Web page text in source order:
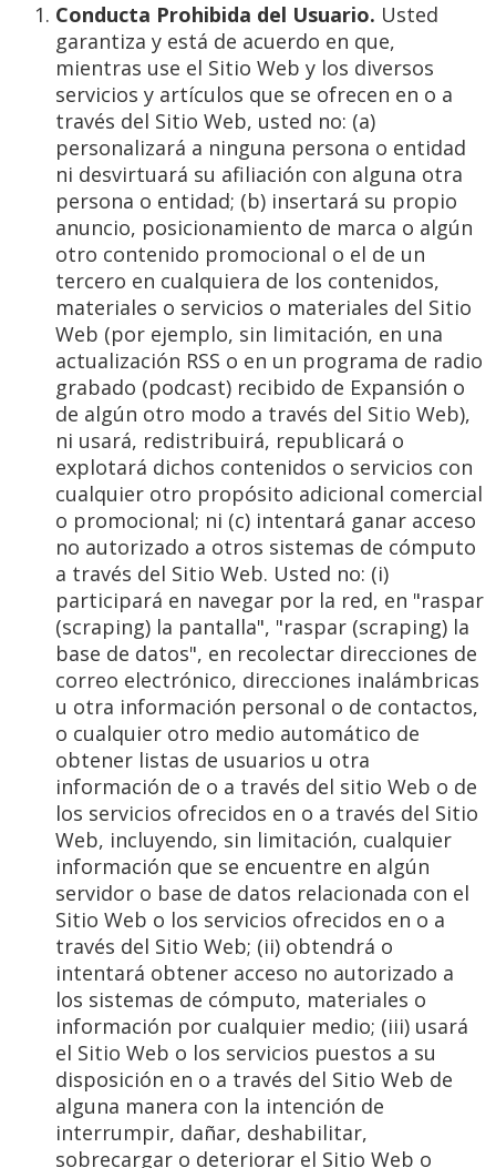
Conducta Prohibida del Usuario. Usted
garantiza y está de acuerdo en que,
mientras use el Sitio Web y los diversos
servicios y artículos que se ofrecen en o a
través del Sitio Web, usted no: (a)
personalizará a ninguna persona o entidad
ni desvirtuará su afiliación con alguna otra
persona o entidad; (b) insertará su propio
anuncio, posicionamiento de marca o algún
otro contenido promocional o el de un
tercero en cualquiera de los contenidos,
materiales o servicios o materiales del Sitio
Web (por ejemplo, sin limitación, en una
actualización RSS o en un programa de radio
grabado (podcast) recibido de Expansión o
de algún otro modo a través del Sitio Web),
ni usará, redistribuirá, republicará o
explotará dichos contenidos o servicios con
cualquier otro propósito adicional comercial
o promocional; ni (c) intentará ganar acceso
no autorizado a otros sistemas de cómputo
a través del Sitio Web. Usted no: (i)
participará en navegar por la red, en "raspar
(scraping) la pantalla", "raspar (scraping) la
base de datos", en recolectar direcciones de
correo electrónico, direcciones inalámbricas
u otra información personal o de contactos,
o cualquier otro medio automático de
obtener listas de usuarios u otra
información de o a través del sitio Web o de
los servicios ofrecidos en o a través del Sitio
Web, incluyendo, sin limitación, cualquier
información que se encuentre en algún
servidor o base de datos relacionada con el
Sitio Web o los servicios ofrecidos en o a
través del Sitio Web; (ii) obtendrá o
intentará obtener acceso no autorizado a
los sistemas de cómputo, materiales o
información por cualquier medio; (iii) usará
el Sitio Web o los servicios puestos a su
disposición en o a través del Sitio Web de
alguna manera con la intención de
interrumpir, dañar, deshabilitar,
sobrecargar o deteriorar el Sitio Web o